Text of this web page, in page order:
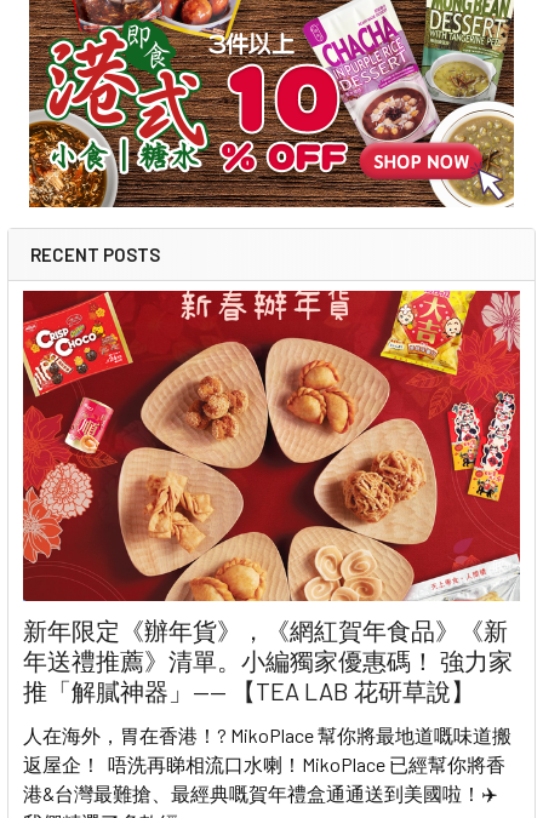
RECENT POSTS
新年限定《辦年貨》，《網紅賀年食品》《新
年送禮推薦》清單。小編獨家優惠碼！ 強力家
推「解膩神器」—— 【TEA LAB 花研草說】
人在海外，胃在香港！? MikoPlace 幫你將最地道嘅味道搬
返屋企！ 唔洗再睇相流口水喇！MikoPlace 已經幫你將香
港&台灣最難搶、最經典嘅賀年禮盒通通送到美國啦！✈️